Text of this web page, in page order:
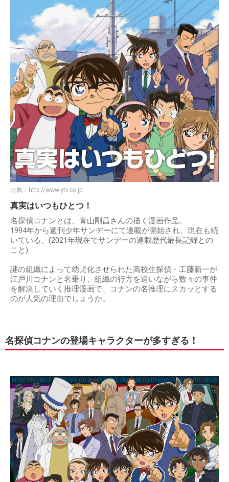
出典： http://www.ytv.co.jp
真実はいつもひとつ！
名探偵コナンとは、青山剛昌さんの描く漫画作品。
1994年から週刊少年サンデーにて連載が開始され、現在も続
いている。(2021年現在でサンデーの連載歴代最長記録との
こと)
謎の組織によって幼児化させられた高校生探偵・工藤新一が
江戸川コナンと名乗り、組織の行方を追いながら数々の事件
を解決していく推理漫画で、コナンの名推理にスカッとする
のが人気の理由でしょうか。
名探偵コナンの登場キャラクターが多すぎる！